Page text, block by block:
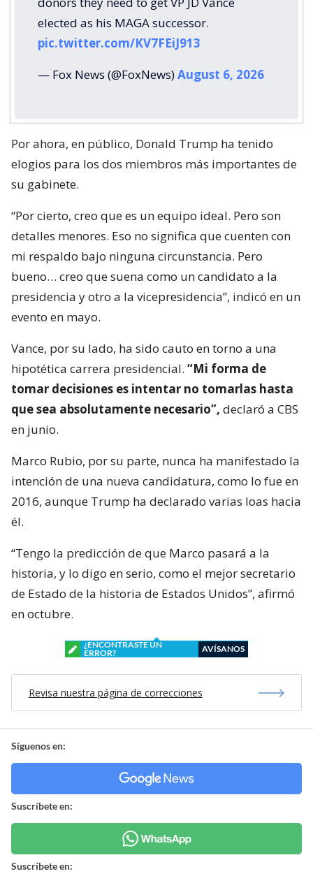
elected as his MAGA successor.
pic.twitter.com/KV7FEiJ913
— Fox News (@FoxNews)August 6, 2026
Por ahora, en público, Donald Trump ha tenido
elogios para los dos miembros más importantes de
su gabinete.
“Por cierto, creo que es un equipo ideal. Pero son
detalles menores. Eso no significa que cuenten con
mi respaldo bajo ninguna circunstancia. Pero
bueno… creo que suena como un candidato a la
presidencia y otro a la vicepresidencia”, indicó en un
evento en mayo.
Vance, por su lado, ha sido cauto en torno a una
hipotética carrera presidencial. “Mi forma de
tomar decisiones es intentar no tomarlas hasta
que sea absolutamente necesario”, declaró a CBS
en junio.
Marco Rubio, por su parte, nunca ha manifestado la
intención de una nueva candidatura, como lo fue en
2016, aunque Trump ha declarado varias loas hacia
él.
“Tengo la predicción de que Marco pasará a la
historia, y lo digo en serio, como el mejor secretario
de Estado de la historia de Estados Unidos”, afirmó
en octubre.
¿ENCONTRASTE UN
ERROR?
AVÍSANOS
Revisa nuestra página de correcciones
Síguenos en:
Suscríbete en:
Suscríbete en: